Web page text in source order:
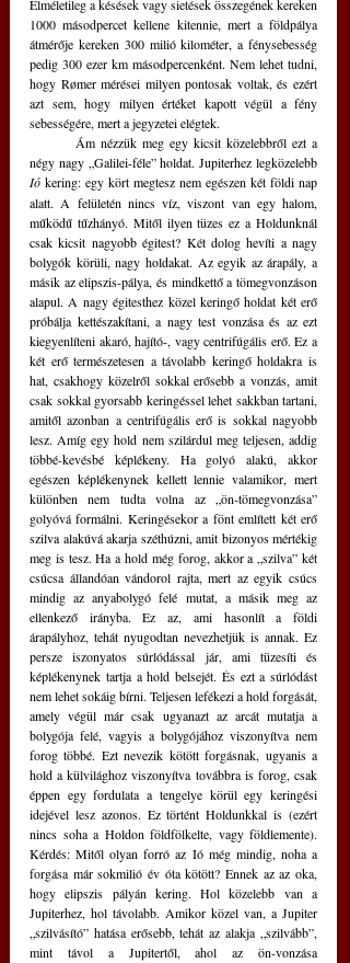
Elméletileg a késések vagy sietések összegének kereken
1000 másodpercet kellene kitennie, mert a földpálya
átmérője kereken 300 milió kilométer, a fénysebesség
pedig 300 ezer km másodpercenként. Nem lehet tudni,
hogy Rømer mérései milyen pontosak voltak, és ezért
azt sem, hogy milyen értéket kapott végül a fény
sebességére, mert a jegyzetei elégtek.
Ió kering: egy kört megtesz nem egészen két földi nap
alatt. A felületén nincs víz, viszont van egy halom,
működű tűzhányó. Mitől ilyen tüzes ez a Holdunknál
csak kicsit nagyobb égitest? Két dolog hevíti a nagy
bolygók körüli, nagy holdakat. Az egyik az árapály, a
másik az elipszis-pálya, és mindkettő a tömegvonzáson
alapul. A nagy égitesthez közel keringő holdat két erő
próbálja kettészakítani, a nagy test vonzása és az ezt
kiegyenlíteni akaró, hajító-, vagy centrifúgális erő. Ez a
két erő természetesen a távolabb keringő holdakra is
hat, csakhogy közelről sokkal erősebb a vonzás, amit
csak sokkal gyorsabb keringéssel lehet sakkban tartani,
amitől azonban a centrifúgális erő is sokkal nagyobb
lesz. Amíg egy hold nem szilárdul meg teljesen, addig
többé-kevésbé képlékeny. Ha golyó alakú, akkor
egészen képlékenynek kellett lennie valamikor, mert
különben nem tudta volna az „ön-tömegvonzása”
golyóvá formálni. Keringésekor a fönt említett két erő
szilva alakúvá akarja széthúzni, amit bizonyos mértékig
meg is tesz. Ha a hold még forog, akkor a „szilva” két
csúcsa állandóan vándorol rajta, mert az egyik csúcs
mindig az anyabolygó felé mutat, a másik meg az
ellenkező irányba. Ez az, ami hasonlít a földi
árapályhoz, tehát nyugodtan nevezhetjük is annak. Ez
persze iszonyatos súrlódással jár, ami tüzesíti és
képlékenynek tartja a hold belsejét. És ezt a súrlódást
nem lehet sokáig bírni. Teljesen lefékezi a hold forgását,
amely végül már csak ugyanazt az arcát mutatja a
bolygója felé, vagyis a bolygójához viszonyítva nem
forog többé. Ezt nevezik kötött forgásnak, ugyanis a
hold a külvilághoz viszonyítva továbbra is forog, csak
éppen egy fordulata a tengelye körül egy keringési
idejével lesz azonos. Ez történt Holdunkkal is (ezért
nincs soha a Holdon földfölkelte, vagy földlemente).
Kérdés: Mitől olyan forró az Ió még mindig, noha a
forgása már sokmilió év óta kötött? Ennek az az oka,
hogy elipszis pályán kering. Hol közelebb van a
Jupiterhez, hol távolabb. Amikor közel van, a Jupiter
„szilvásító” hatása erősebb, tehát az alakja „szilvább”,
mint távol a Jupitertől, ahol az ön-vonzása